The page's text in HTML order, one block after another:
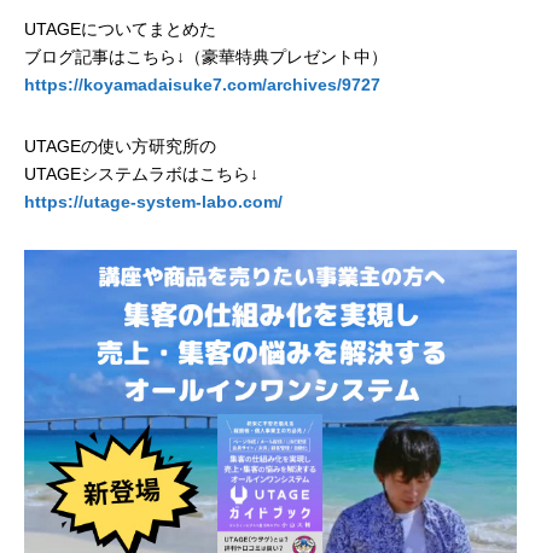
UTAGEについてまとめた
ブログ記事はこちら↓（豪華特典プレゼント中）
https://koyamadaisuke7.com/archives/9727
UTAGEの使い方研究所の
UTAGEシステムラボはこちら↓
https://utage-system-labo.com/